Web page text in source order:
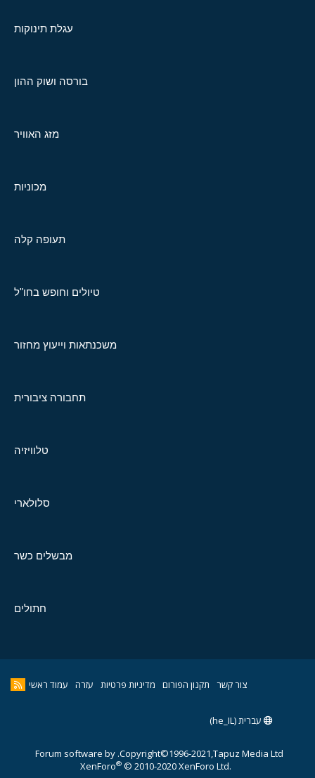
עגלת תינוקות
בורסה ושוק ההון
מזג האוויר
מכוניות
תעופה קלה
טיולים וחופש בחו"ל
משכנתאות וייעוץ מחזור
תחבורה ציבורית
טלוויזיה
סלולארי
מבשלים כשר
חתולים
צור קשר תקנון הפורום מדיניות פרטיות עזרה עמוד ראשי
עברית (he_IL)
Copyright©1996-2021,Tapuz Media Ltd.
Forum software by
XenForo® © 2010-2020 XenForo Ltd.